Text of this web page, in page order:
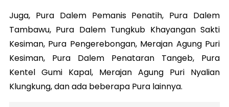
Juga, Pura Dalem Pemanis Penatih, Pura Dalem
Tambawu, Pura Dalem Tungkub Khayangan Sakti
Kesiman, Pura Pengerebongan, Merajan Agung Puri
Kesiman, Pura Dalem Penataran Tangeb, Pura
Kentel Gumi Kapal, Merajan Agung Puri Nyalian
Klungkung, dan ada beberapa Pura lainnya.